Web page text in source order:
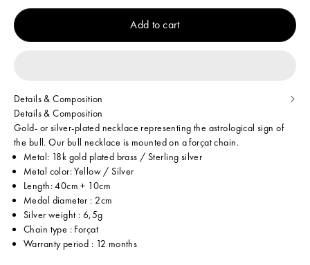
Add to cart
Details & Composition
Details & Composition
Gold- or silver-plated necklace representing the astrological sign of
the bull. Our bull necklace is mounted on a forçat chain.
Metal: 18k gold plated brass / Sterling silver
Metal color: Yellow / Silver
Length: 40cm + 10cm
Medal diameter : 2cm
Silver weight : 6,5g
Chain type : Forçat
Warranty period : 12 months